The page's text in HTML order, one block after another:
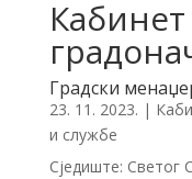
Кабинет
Градски
23. 11. 2023. |
и службе
Сједиште: Светог